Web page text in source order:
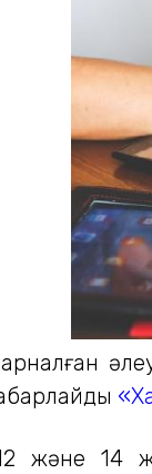
арналған
12 және 14